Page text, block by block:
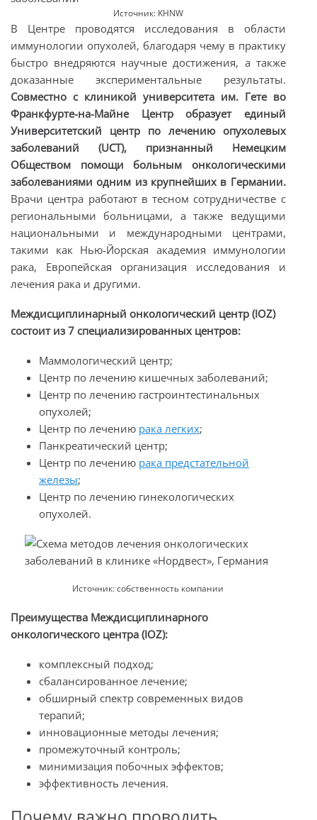
Источник: KHNW
В Центре проводятся исследования в области
иммунологии опухолей, благодаря чему в практику
быстро внедряются научные достижения, а также
доказанные экспериментальные результаты.
Совместно с клиникой университета им. Гете во
Франкфурте-на-Майне Центр образует единый
Университетский центр по лечению опухолевых
заболеваний (UCT), признанный Немецким
Обществом помощи больным онкологическими
заболеваниями одним из крупнейших в Германии.
Врачи центра работают в тесном сотрудничестве с
региональными больницами, а также ведущими
национальными и международными центрами,
такими как Нью-Йорская академия иммунологии
рака, Европейская организация исследования и
лечения рака и другими.
Междисциплинарный онкологический центр (IOZ)
состоит из 7 специализированных центров:
Маммологический центр;
Центр по лечению кишечных заболеваний;
Центр по лечению гастроинтестинальных
опухолей;
Центр по лечению рака легких;
Панкреатический центр;
Центр по лечению рака предстательной
железы;
Центр по лечению гинекологических
опухолей.
Источник: собственность компании
Преимущества Междисциплинарного
онкологического центра (IOZ):
комплексный подход;
сбалансированное лечение;
обширный спектр современных видов
терапий;
инновационные методы лечения;
промежуточный контроль;
минимизация побочных эффектов;
эффективность лечения.